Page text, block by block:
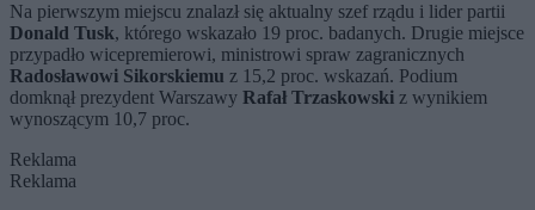
Na pierwszym miejscu znalazł się aktualny szef rządu i lider partii
Donald Tusk, którego wskazało 19 proc. badanych. Drugie miejsce
przypadło wicepremierowi, ministrowi spraw zagranicznych
Radosławowi Sikorskiemu z 15,2 proc. wskazań. Podium
domknął prezydent Warszawy Rafał Trzaskowski z wynikiem
wynoszącym 10,7 proc.
Reklama
Reklama